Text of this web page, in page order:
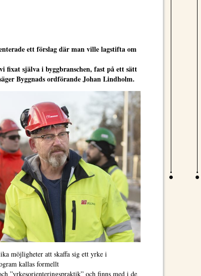
ett förslag där man ville lagstifta om
fixat själva i byggbranschen, fast på ett sätt
Byggnads ordförande Johan Lindholm.
möjligheter att skaffa sig ett yrke i
kallas formellt
”yrkesorienteringspraktik” och finns med i de